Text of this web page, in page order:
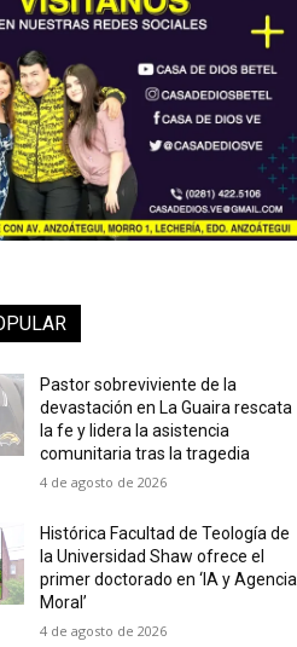
Pastor sobreviviente de la
devastación en La Guaira rescata
la fe y lidera la asistencia
comunitaria tras la tragedia
4 de agosto de 2026
Histórica Facultad de Teología de
la Universidad Shaw ofrece el
primer doctorado en ‘IA y Agencia
Moral’
4 de agosto de 2026